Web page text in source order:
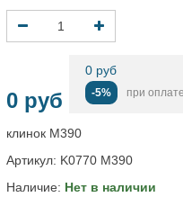
0 руб
0 руб
-5% при
клинок M390
Артикул: K0770 M390
Наличие: Нет в наличии